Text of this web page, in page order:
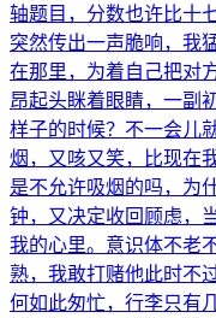
轴题目，分数也许比十
突然传出一声脆响，我
在那里，为着自己把对
昂起头眯着眼睛，一副
样子的时候？不一会儿
烟，又咳又笑，比现在
是不允许吸烟的吗，为
钟，又决定收回顾虑，
我的心里。意识体不老
熟，我敢打赌他此时不
何如此匆忙，行李只有